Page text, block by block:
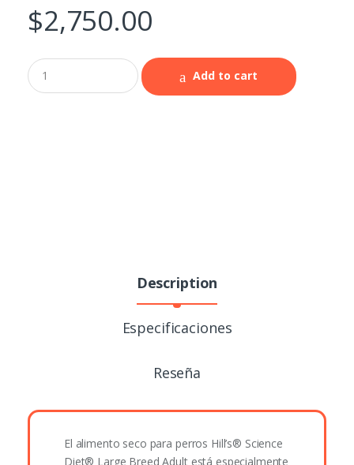
$2,750.00
Add to cart
Description
Especificaciones
Reseña
El alimento seco para perros Hill’s® Science
Diet® Large Breed Adult está especialmente